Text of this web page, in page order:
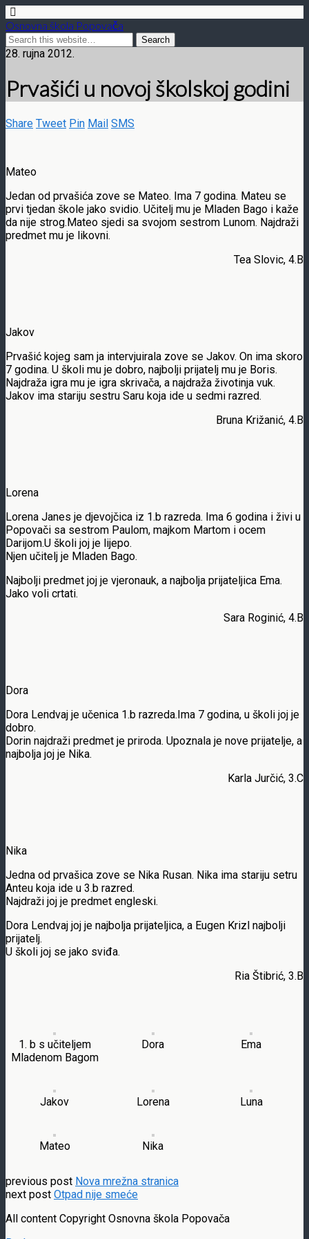
Osnovna škola Popovača
28. rujna 2012.
Prvašići u novoj školskoj godini
Share Tweet Pin Mail SMS
Mateo
Jedan od prvašića zove se Mateo. Ima 7 godina. Mateu se
prvi tjedan škole jako svidio. Učitelj mu je Mladen Bago i kaže
da nije strog.Mateo sjedi sa svojom sestrom Lunom. Najdraži
predmet mu je likovni.
Tea Slovic, 4.B
Jakov
Prvašić kojeg sam ja intervjuirala zove se Jakov. On ima skoro
7 godina. U školi mu je dobro, najbolji prijatelj mu je Boris.
Najdraža igra mu je igra skrivača, a najdraža životinja vuk.
Jakov ima stariju sestru Saru koja ide u sedmi razred.
Bruna Križanić, 4.B
Lorena
Lorena Janes je djevojčica iz 1.b razreda. Ima 6 godina i živi u
Popovači sa sestrom Paulom, majkom Martom i ocem
Darijom.U školi joj je lijepo.
Njen učitelj je Mladen Bago.
Najbolji predmet joj je vjeronauk, a najbolja prijateljica Ema.
Jako voli crtati.
Sara Roginić, 4.B
Dora
Dora Lendvaj je učenica 1.b razreda.Ima 7 godina, u školi joj je
dobro.
Dorin najdraži predmet je priroda. Upoznala je nove prijatelje, a
najbolja joj je Nika.
Karla Jurčić, 3.C
Nika
Jedna od prvašica zove se Nika Rusan. Nika ima stariju setru
Anteu koja ide u 3.b razred.
Najdraži joj je predmet engleski.
Dora Lendvaj joj je najbolja prijateljica, a Eugen Krizl najbolji
prijatelj.
U školi joj se jako sviđa.
Ria Štibrić, 3.B
1. b s učiteljem
Mladenom Bagom
Dora Ema
Jakov Lorena Luna
Mateo Nika
previous post Nova mrežna stranica
next post Otpad nije smeće
All content Copyright Osnovna škola Popovača